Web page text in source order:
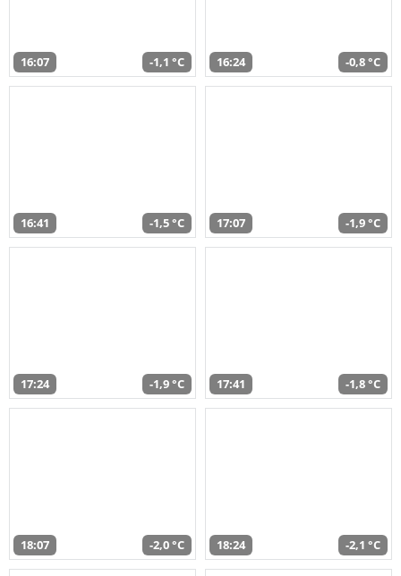
16:07 -1,1 °C 16:24 -0,8 °C
16:41 -1,5 °C 17:07 -1,9 °C
17:24 -1,9 °C 17:41 -1,8 °C
18:07 -2,0 °C 18:24 -2,1 °C